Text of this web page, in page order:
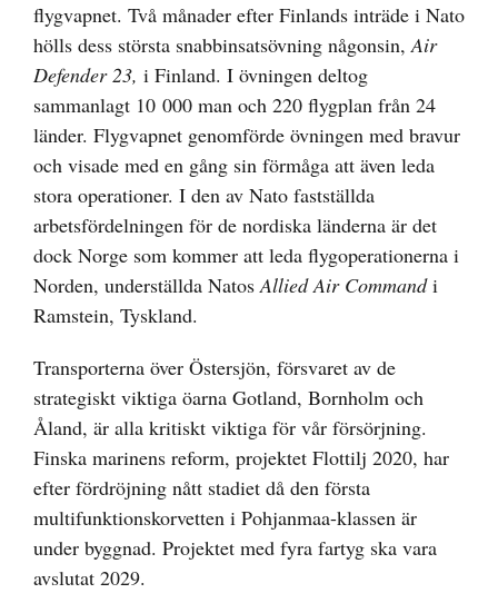
flygvapnet. Två månader efter Finlands inträde i Nato
hölls dess största snabbinsatsövning någonsin,Air
Defender 23, i Finland. I övningen deltog
sammanlagt 10 000 man och 220 flygplan från 24
länder. Flygvapnet genomförde övningen med bravur
och visade med en gång sin förmåga att även leda
stora operationer. I den av Nato fastställda
arbetsfördelningen för de nordiska länderna är det
dock Norge som kommer att leda flygoperationerna i
Norden, underställda NatosAllied Air Commandi
Ramstein, Tyskland.
Transporterna över Östersjön, försvaret av de
strategiskt viktiga öarna Gotland, Bornholm och
Åland, är alla kritiskt viktiga för vår försörjning.
Finska marinens reform, projektet Flottilj 2020, har
efter fördröjning nått stadiet då den första
multifunktionskorvetten i Pohjanmaa-klassen är
under byggnad. Projektet med fyra fartyg ska vara
avslutat 2029.